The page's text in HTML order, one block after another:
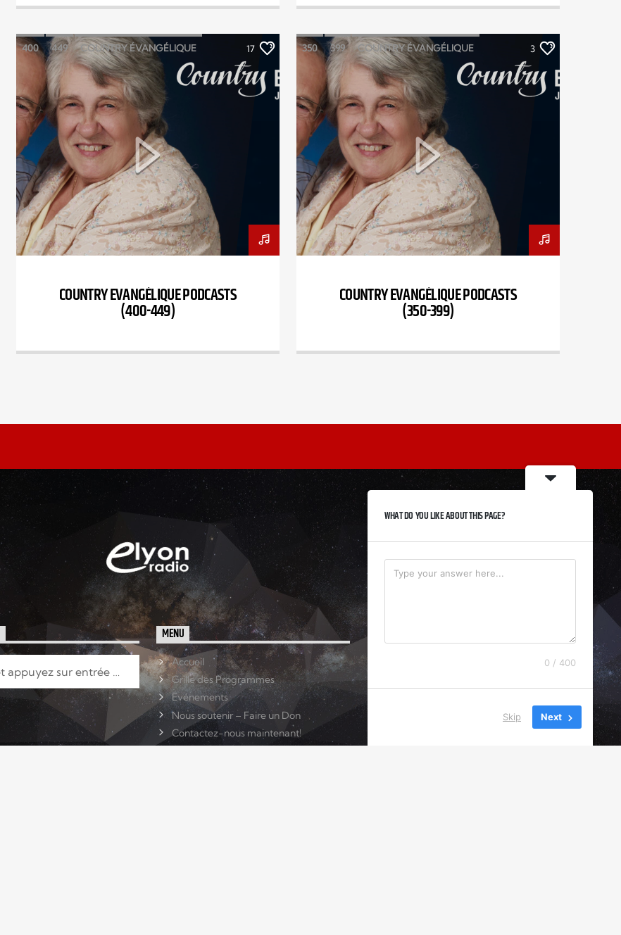
400 449 COUNTRY ÉVANGÉLIQUE
ÉMISSION JACQUES BOULIANNE
PODCASTS
17
COUNTRY EVANGÉLIQUE PODCASTS
(400-449)
350 399 COUNTRY ÉVANGÉLIQUE
ÉMISSION JACQUES BOULIANNE
PODCAST
3
COUNTRY EVANGÉLIQUE PODCASTS
(350-399)
MENU
Accueil
Grille des Programmes
Événements
Nous soutenir – Faire un Don
Contactez-nous maintenant!
WHAT DO YOU LIKE ABOUT THIS PAGE?
0 / 400
Skip Next